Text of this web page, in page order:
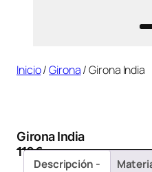
Inicio/Girona/ Girona India
Girona India
110€
Descripción